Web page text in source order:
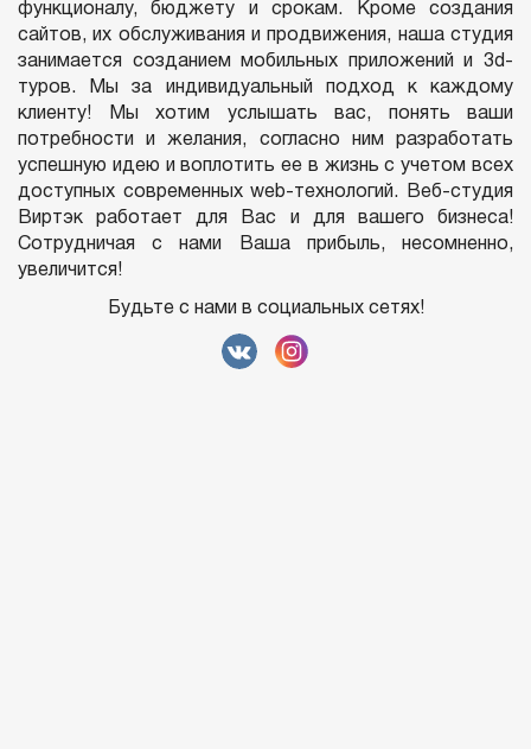
функционалу, бюджету и срокам. Кроме создания
сайтов, их обслуживания и продвижения, наша студия
занимается созданием мобильных приложений и 3d-
туров. Мы за индивидуальный подход к каждому
клиенту! Мы хотим услышать вас, понять ваши
потребности и желания, согласно ним разработать
успешную идею и воплотить ее в жизнь с учетом всех
доступных современныхweb-технологий. Веб-студия
Виртэк работает для Вас и для вашего бизнеса!
Сотрудничая с нами Ваша прибыль, несомненно,
увеличится!
Будьте с нами в социальных сетях!